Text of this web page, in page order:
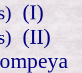
(I)
(II)